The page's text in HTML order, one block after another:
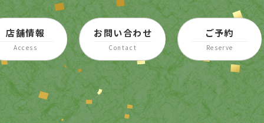
店舗情報 お問い合わせ ご予約